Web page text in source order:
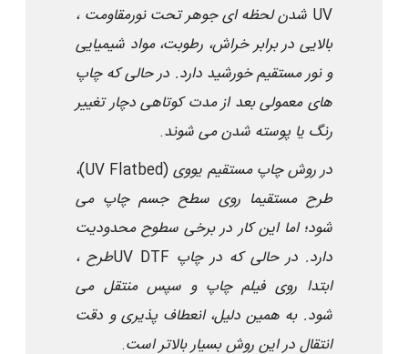
شدن لحظه ای جوهر تحت نور UV
، مقاومت
بالایی در برابر خراش، رطوبت، مواد شیمیایی
و نور مستقیم خورشید دارد. در حالی که چاپ
های معمولی بعد از مدت کوتاهی دچار تغییر
رنگ یا پوسته شدن می شوند.
در روش چاپ مستقیم یووی(UV Flatbed)
،
طرح مستقیما روی سطح جسم چاپ می
شود؛ اما این کار در برخی سطوح محدودیت
دارد. در حالی که در چاپ
، طرح
ابتدا روی فیلم چاپ و سپس منتقل می
شود. به همین دلیل، انعطاف پذیری و دقت
انتقال در این روش بسیار بالاتر است.